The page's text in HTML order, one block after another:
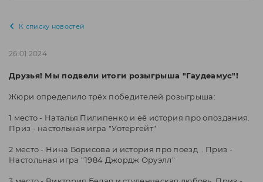
К списку новостей
26.01.2024
Друзья! Мы подвели итоги розыгрыша "Гаудеамус"!
Жюри определило трёх победителей розыгрыша:
1 место - Наталья Пилипенко и её история про опоздания.
Приз - настольная игра "Уотергейт"
2 место - Нина Борисова и история про поезд . Приз -
Настольная игра "1984 Джордж Оруэлл"